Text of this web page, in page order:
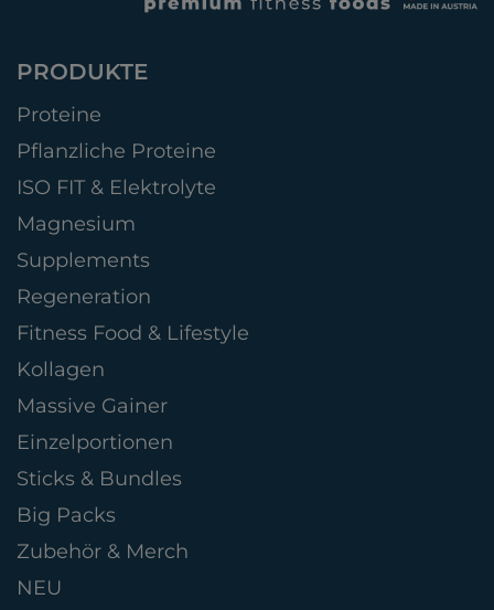
PRODUKTE
Proteine
Pflanzliche Proteine
ISO FIT & Elektrolyte
Magnesium
Supplements
Regeneration
Fitness Food & Lifestyle
Kollagen
Massive Gainer
Einzelportionen
Sticks & Bundles
Big Packs
Zubehör & Merch
NEU